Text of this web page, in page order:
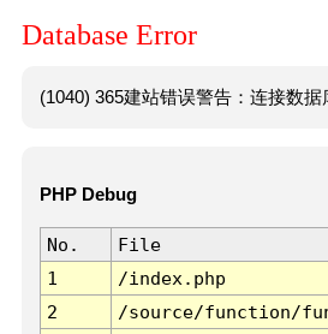
Database Error
(1040) 365建站错误警告：连接数
PHP Debug
No. File
1
/index.php
2
/source/function/